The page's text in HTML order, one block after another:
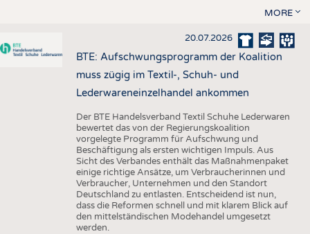
MORE
20.07.2026
BTE: Aufschwungsprogramm der Koalition
muss zügig im Textil-, Schuh- und
Lederwareneinzelhandel ankommen
Der BTE Handelsverband Textil Schuhe Lederwaren
bewertet das von der Regierungskoalition
vorgelegte Programm für Aufschwung und
Beschäftigung als ersten wichtigen Impuls. Aus
Sicht des Verbandes enthält das Maßnahmenpaket
einige richtige Ansätze, um Verbraucherinnen und
Verbraucher, Unternehmen und den Standort
Deutschland zu entlasten. Entscheidend ist nun,
dass die Reformen schnell und mit klarem Blick auf
den mittelständischen Modehandel umgesetzt
werden.